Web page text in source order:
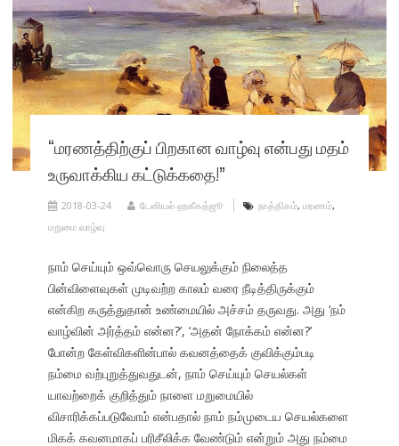
“மரணத்திற்குப் பிறகான வாழ்வு என்பது மதம்
உருவாக்கிய கட்டுக்கதை!”
2018-03-24 டேனியல் ஹகீகத்ஜூ நாத்திகம், மரணம்,
மறுமை வாழ்வு
நாம் செய்யும் ஒவ்வொரு செயலுக்கும் நிலைத்த
பின்விளைவுகள் முடிவற்ற காலம் வரை நீடித்திருக்கும்
என்கிற கருத்துதான் உண்மையில் அச்சம் தருவது. அது ‘நம்
வாழ்வின் அர்த்தம் என்ன?’, ‘அதன் நோக்கம் என்ன?’
போன்ற கேள்விகளின்பால் கவனத்தைக் குவிக்கும்படி
நம்மை வற்புறுத்துவதுடன், நாம் செய்யும் செயல்கள்
யாவற்றைக் குறித்தும் நாளை மறுமையில்
விசாரிக்கப்படுவோம் என்பதால் நாம் நம்முடைய செயல்களை
மிகக் கவனமாகப் பரிசீலிக்க வேண்டும் என்றும் அது நம்மை